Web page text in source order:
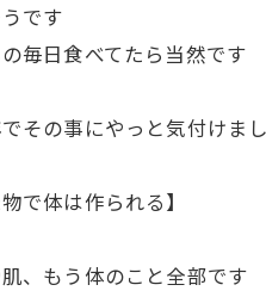
です
毎日食べてたら当然です
その事にやっと気付けま
物で体は作られる】
、もう体のこと全部です